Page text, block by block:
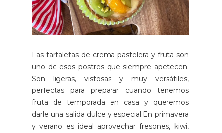
Las tartaletas de crema pastelera y fruta son
uno de esos postres que siempre apetecen.
Son ligeras, vistosas y muy versátiles,
perfectas para preparar cuando tenemos
fruta de temporada en casa y queremos
darle una salida dulce y especial.En primavera
y verano es ideal aprovechar fresones, kiwi,